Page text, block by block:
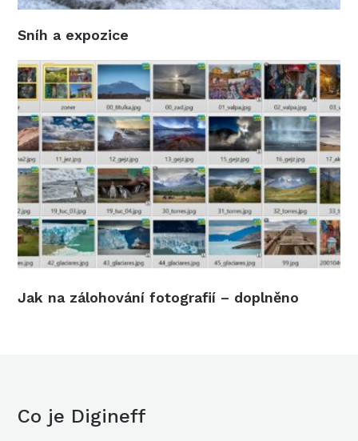
Sníh a expozice
Jak na zálohování fotografií – doplněno
Co je Digineff